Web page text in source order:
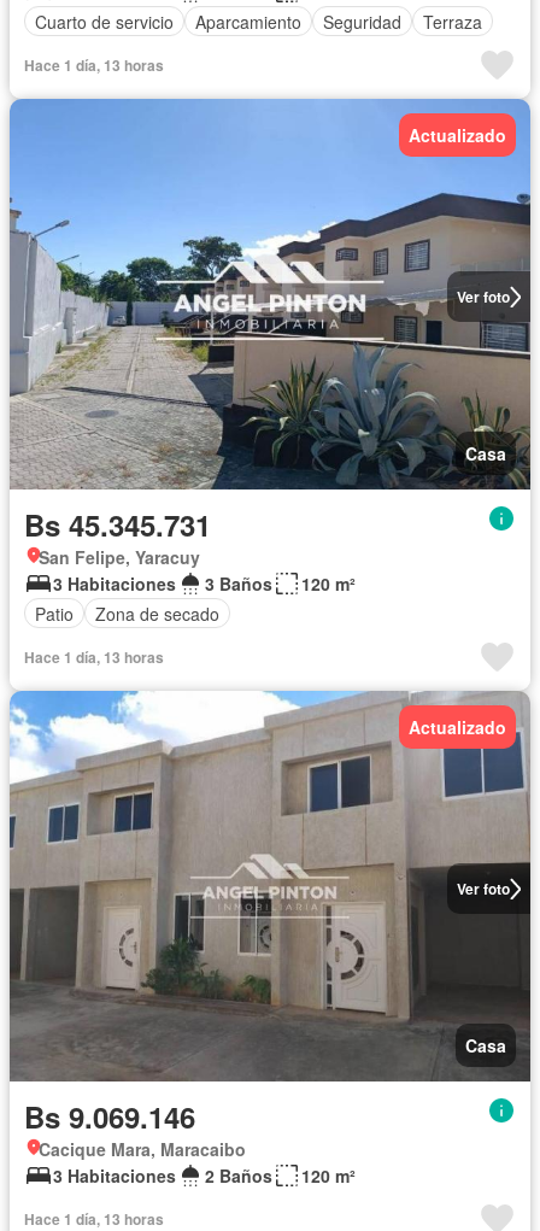
Cuarto de servicio
Aparcamiento Seguridad Terraza
Hace 1 día, 13 horas
Ver foto
Actualizado
Casa
Bs 45.345.731
San Felipe, Yaracuy
3 Habitaciones
3 Baños
120 m²
Patio
Zona de secado
Hace 1 día, 13 horas
Ver foto
Actualizado
Casa
Bs 9.069.146
Cacique Mara, Maracaibo
3 Habitaciones
2 Baños 120 m²
Hace 1 día, 13 horas